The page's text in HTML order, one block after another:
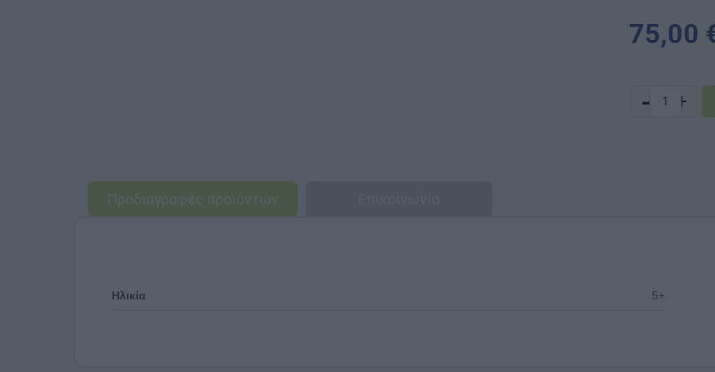
75,00
- +
Προδιαγραφές προϊόντων
Ηλικία 5+